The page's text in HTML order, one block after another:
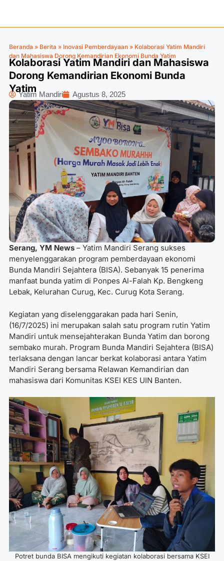
Beranda » Berita » Inovasi Pemberdayaan » Kolaborasi Yatim Mandiri
dan Mahasiswa Dorong Kemandirian Ekonomi Bunda Yatim
Kolaborasi Yatim Mandiri dan Mahasiswa
Dorong Kemandirian Ekonomi Bunda
Yatim
Yatim Mandiri Agustus 8, 2025
Serang, YM News – Yatim Mandiri Serang sukses
menyelenggarakan program pemberdayaan ekonomi
Bunda Mandiri Sejahtera (BISA). Sebanyak 15 penerima
manfaat bunda yatim di Ponpes Al-Falah Kp. Bengkeng
Lebak, Kelurahan Curug, Kec. Curug Kota Serang.
Kegiatan yang diselenggarakan pada hari Senin,
(16/7/2025) ini merupakan salah satu program rutin Yatim
Mandiri untuk mensejahterakan Bunda Yatim dan borong
sembako murah. Program Bunda Mandiri Sejahtera (BISA)
terlaksana dengan lancar berkat kolaborasi antara Yatim
Mandiri Serang bersama Relawan Kemandirian dan
mahasiswa dari Komunitas KSEI KES UIN Banten.
Potret bunda BISA mengikuti kegiatan kolaborasi bersama KSEI